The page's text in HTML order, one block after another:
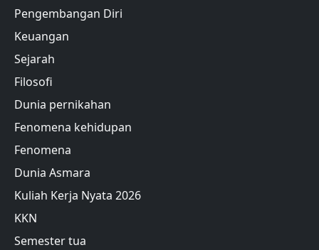
Pengembangan Diri
Keuangan
Sejarah
Filosofi
Dunia pernikahan
Fenomena kehidupan
Fenomena
Dunia Asmara
Kuliah Kerja Nyata 2026
KKN
Semester tua